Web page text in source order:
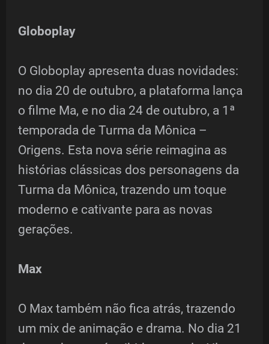
Globoplay
O Globoplay apresenta duas novidades:
no dia 20 de outubro, a plataforma lança
o filme Ma, e no dia 24 de outubro, a 1ª
temporada de Turma da Mônica –
Origens. Esta nova série reimagina as
histórias clássicas dos personagens da
Turma da Mônica, trazendo um toque
moderno e cativante para as novas
gerações.
Max
O Max também não fica atrás, trazendo
um mix de animação e drama. No dia 21